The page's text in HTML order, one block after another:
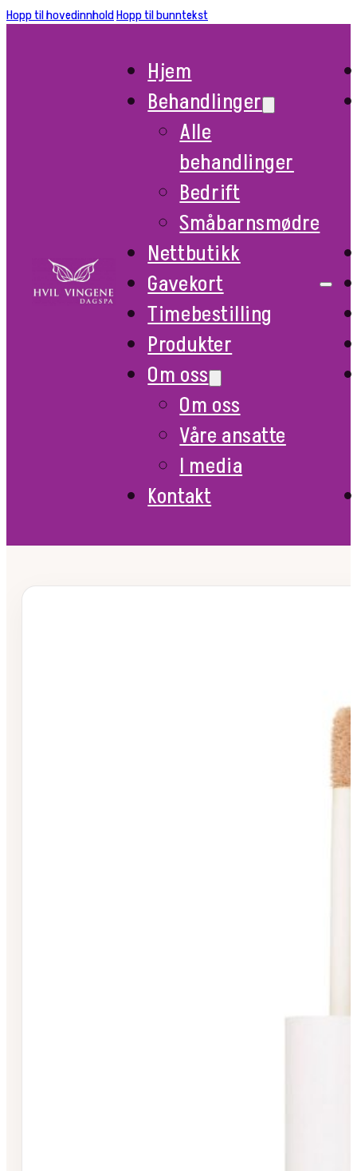
Hopp til hovedinnholdHopp til bunntekst
Hjem
Behandlinger
Alle
behandlinger
Bedrift
Småbarnsmødre
Nettbutikk
Gavekort
Timebestilling
Produkter
Om oss
Om oss
Våre ansatte
I media
Kontakt